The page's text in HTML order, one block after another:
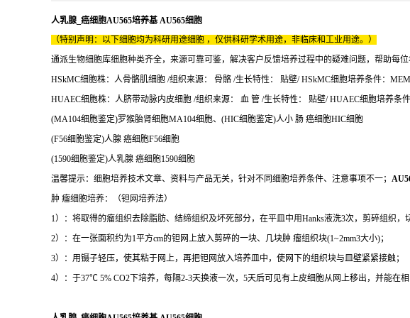
人乳腺_癌细胞AU565培养基 AU565细胞
（特别声明：以下细胞均为科研用途细胞 ，仅供科研学术用途，非临床和工业用途。）
通派生物细胞库细胞种类齐全，来源可靠可鉴，解决客户反馈培养过程中的疑难问题，帮助每位
HSkMC细胞株：人骨骼肌细胞 /组织来源： 骨骼 /生长特性： 贴壁/ HSkMC细胞培养条件：
HUAEC细胞株：人脐带动脉内皮细胞 /组织来源： 血 管 /生长特性： 贴壁/ HUAEC细胞培养条
(MA104细胞鉴定)罗猴胎肾细胞MA104细胞、(HIC细胞鉴定)人小 肠 癌细胞HIC细胞
(F56细胞鉴定)人腺 癌细胞F56细胞
(1590细胞鉴定)人乳腺 癌细胞1590细胞
温馨提示：细胞培养技术文章、资料与产品无关，针对不同细胞培养条件、注意事项不一；
肿 瘤细胞培养：（钽网培养法）
1）：将取得的瘤组织去除脂肪、结缔组织及坏死部分，在平皿中用Hanks液洗3次，剪碎组织，
2）：在一张面积约为1平方cm的钽网上放入剪碎的一块、几块肿 瘤组织块(1~2mm3大小)；
3）：用镊子轻压，使其粘于网上，再把钽网放入培养皿中，使网下的组织块与皿壁紧紧接触；
4）：于37℃ 5% CO2下培养，每隔2-3天换液一次，5天后可见有上皮细胞从网上移出，并能在